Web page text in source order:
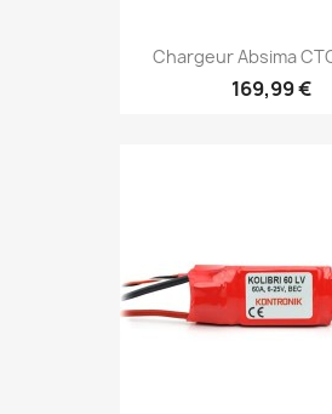
Chargeur Absima
169,99 €